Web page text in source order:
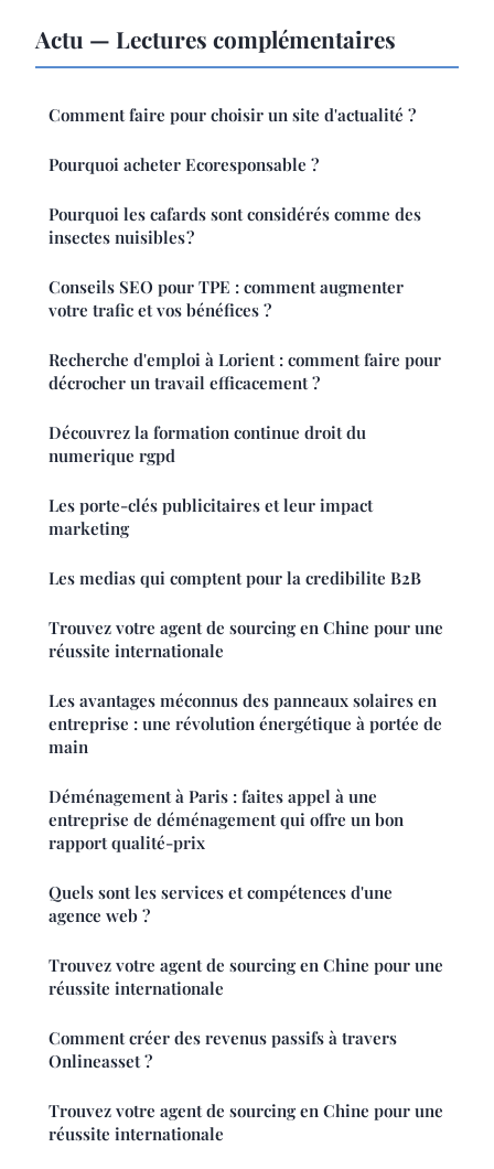
Actu — Lectures complémentaires
Comment faire pour choisir un site d'actualité ?
Pourquoi acheter Ecoresponsable ?
Pourquoi les cafards sont considérés comme des
insectes nuisibles ?
Conseils SEO pour TPE : comment augmenter
votre trafic et vos bénéfices ?
Recherche d'emploi à Lorient : comment faire pour
décrocher un travail efficacement ?
Découvrez la formation continue droit du
numerique rgpd
Les porte-clés publicitaires et leur impact
marketing
Les medias qui comptent pour la credibilite B2B
Trouvez votre agent de sourcing en Chine pour une
réussite internationale
Les avantages méconnus des panneaux solaires en
entreprise : une révolution énergétique à portée de
main
Déménagement à Paris : faites appel à une
entreprise de déménagement qui offre un bon
rapport qualité-prix
Quels sont les services et compétences d'une
agence web ?
Trouvez votre agent de sourcing en Chine pour une
réussite internationale
Comment créer des revenus passifs à travers
Onlineasset ?
Trouvez votre agent de sourcing en Chine pour une
réussite internationale